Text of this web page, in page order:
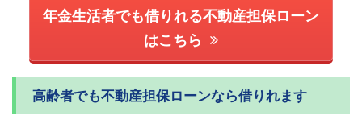
年金生活者でも借りれる不動産担保ローン
はこちら
高齢者でも不動産担保ローンなら借りれます